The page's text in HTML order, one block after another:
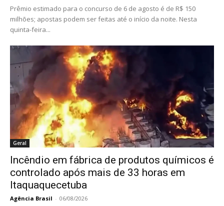
Prêmio estimado para o concurso de 6 de agosto é de R$ 150
milhões; apostas podem ser feitas até o início da noite. Nesta
quinta-feira...
Geral
Incêndio em fábrica de produtos químicos é
controlado após mais de 33 horas em
Itaquaquecetuba
Agência Brasil - 06/08/2026